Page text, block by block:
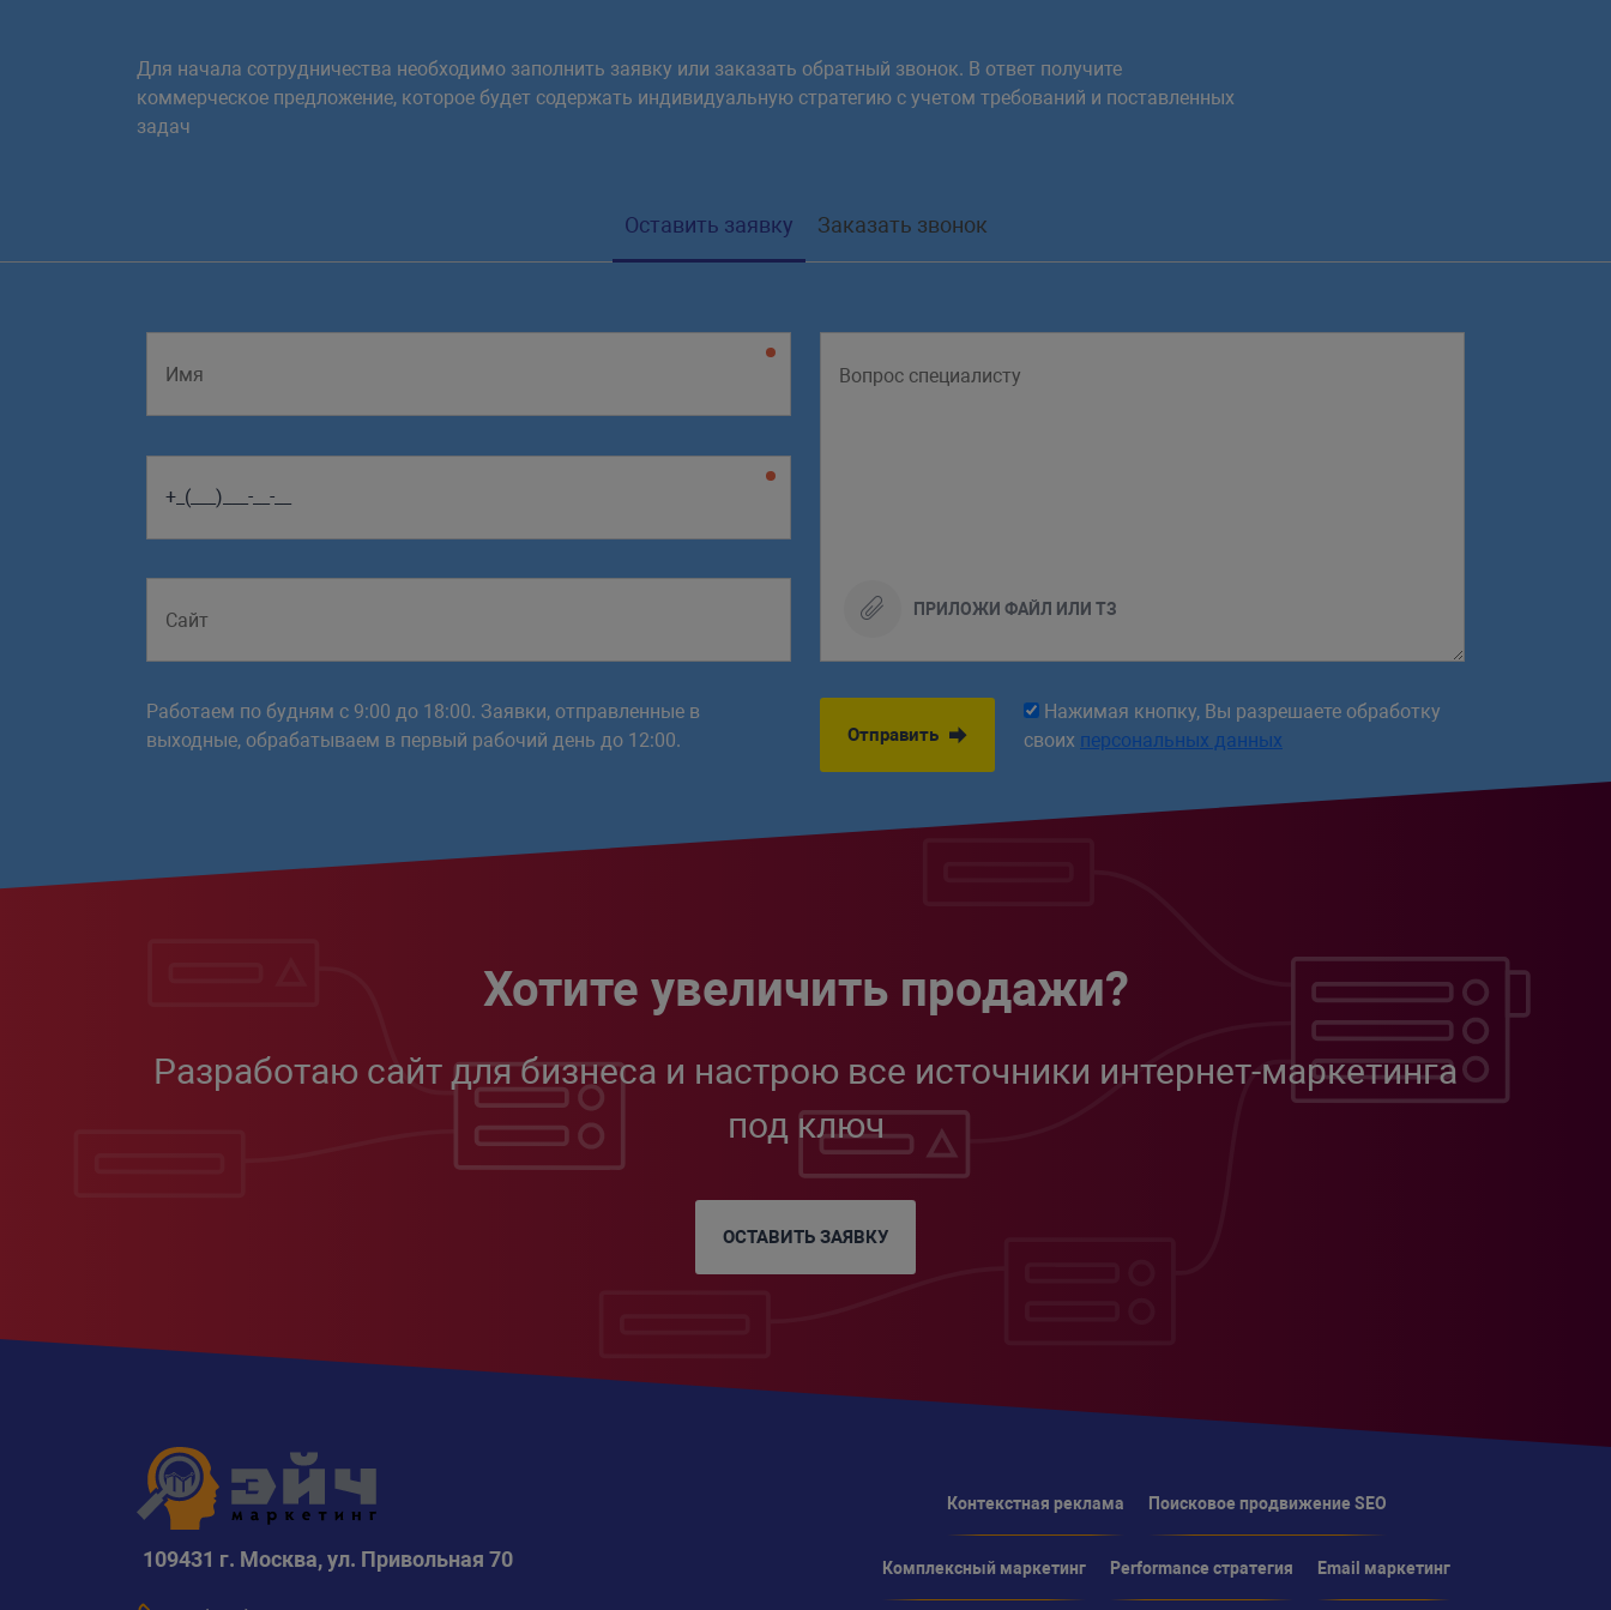
Для начала сотрудничества необходимо заполнить заявку или заказать обратный звонок. В ответ получите
коммерческое предложение, которое будет содержать индивидуальную стратегию с учетом требований и поставленных
задач
Оставить заявку Заказать звонок
ПРИЛОЖИ ФАЙЛ ИЛИ ТЗ
Работаем по будням с 9:00 до 18:00. Заявки, отправленные в
выходные, обрабатываем в первый рабочий день до 12:00.
Отправить
Нажимая кнопку, Вы разрешаете обработку
своих персональных данных
Хотите увеличить продажи?
Разработаю сайт для бизнеса и настрою все источники интернет-маркетинга
под ключ
ОСТАВИТЬ ЗАЯВКУ
109431 г. Москва, ул. Привольная 70
Контекстная реклама Поисковое продвижение SEO
Комплексный маркетинг Performance стратегия Email маркетинг